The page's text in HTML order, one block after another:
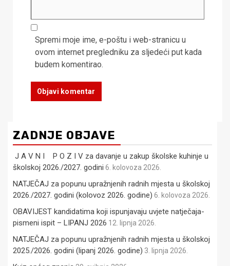
Spremi moje ime, e-poštu i web-stranicu u
ovom internet pregledniku za sljedeći put kada
budem komentirao.
ZADNJE OBJAVE
J A V N I P O Z I V za davanje u zakup školske kuhinje u
školskoj 2026./2027. godini 6. kolovoza 2026.
NATJEČAJ za popunu upražnjenih radnih mjesta u školskoj
2026./2027. godini (kolovoz 2026. godine) 6. kolovoza 2026.
OBAVIJEST kandidatima koji ispunjavaju uvjete natječaja-
pismeni ispit – LIPANJ 2026 12. lipnja 2026.
NATJEČAJ za popunu upražnjenih radnih mjesta u školskoj
2025./2026. godini (lipanj 2026. godine) 3. lipnja 2026.